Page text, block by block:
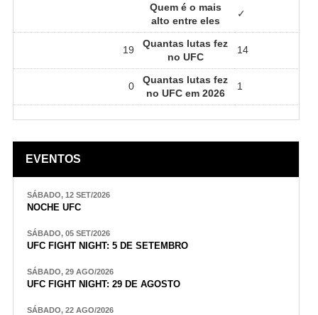
Quem é o mais
alto entre eles
✓
19
Quantas lutas fez
no UFC
14
0
Quantas lutas fez
no UFC em 2026
1
EVENTOS
SÁBADO, 12 SET/2026
NOCHE UFC
SÁBADO, 05 SET/2026
UFC FIGHT NIGHT: 5 DE SETEMBRO
SÁBADO, 29 AGO/2026
UFC FIGHT NIGHT: 29 DE AGOSTO
SÁBADO, 22 AGO/2026